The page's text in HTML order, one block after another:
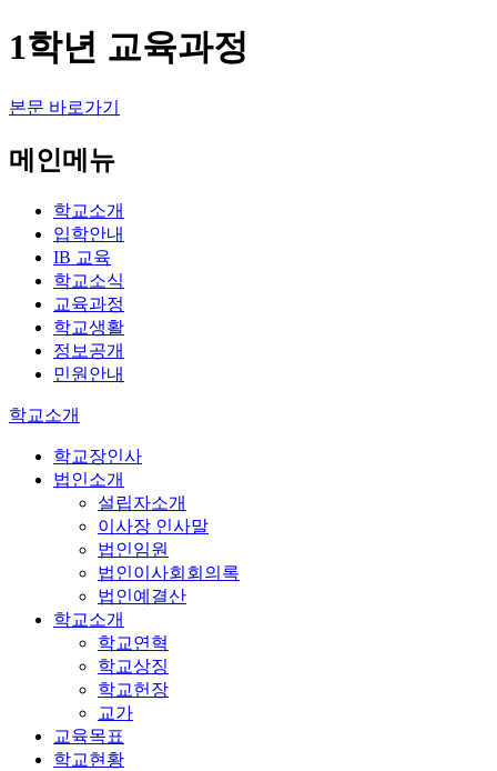
1학년 교육과정
본문 바로가기
메인메뉴
학교소개
입학안내
IB 교육
학교소식
교육과정
학교생활
정보공개
민원안내
학교소개
학교장인사
법인소개
설립자소개
이사장 인사말
법인임원
법인이사회회의록
법인예결산
학교소개
학교연혁
학교상징
학교헌장
교가
교육목표
학교현황